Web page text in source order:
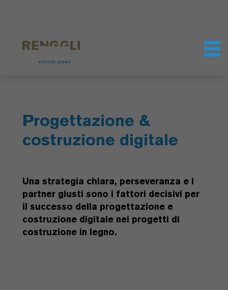
Progettazione &
costruzione digitale
Una strategia chiara, perseveranza e i
partner giusti sono i fattori decisivi per
il successo della progettazione e
costruzione digitale nei progetti di
costruzione in legno.